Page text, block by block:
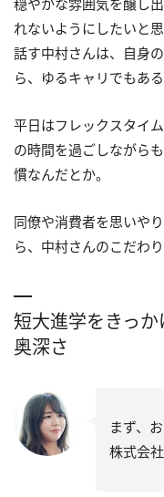
れないようにしたいと
話す中村さんは、自身
ら、ゆるキャリでもある
平日はフレックスタイ
の時間を過ごしながら
慣なんだとか。
同僚や消費者を思いや
ら、中村さんのこだわ
短大進学をきっ
奥深さ
まず、
株式会